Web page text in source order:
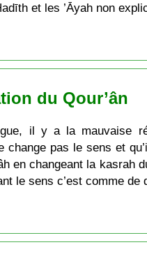
et les ’Āyah non
du Qour’ân
il y a la mauvaise
pas le sens et
en changeant la kasrah
le sens c’est comme de